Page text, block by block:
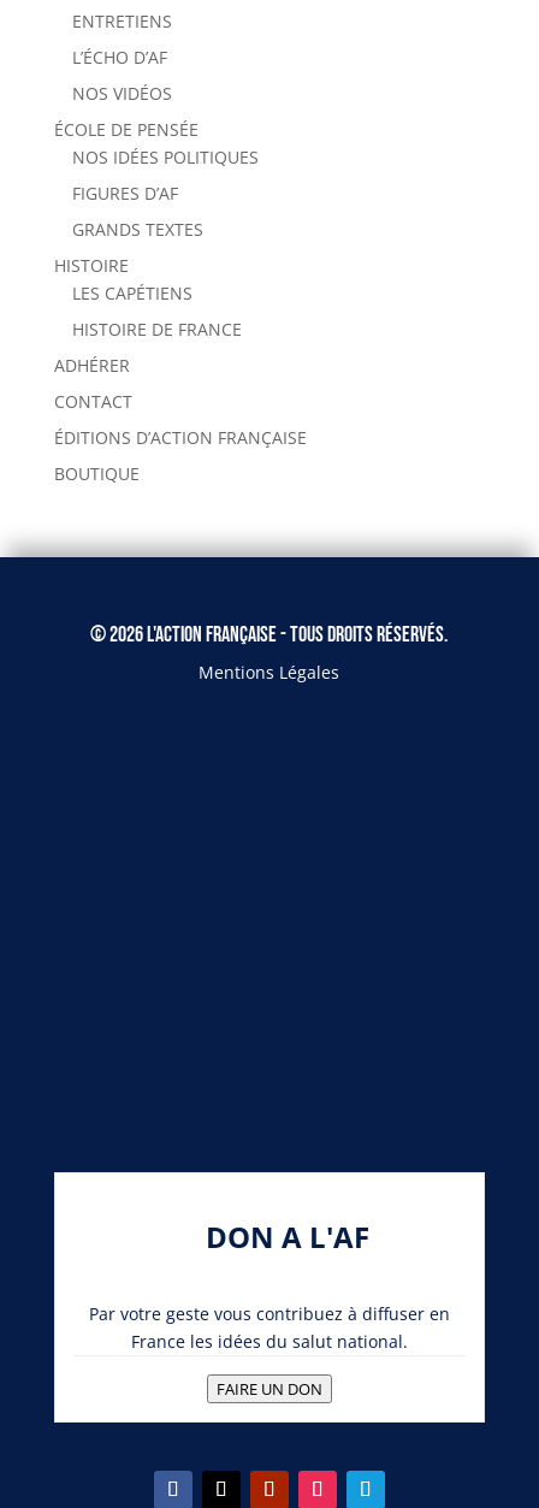
ENTRETIENS
L’ÉCHO D’AF
NOS VIDÉOS
ÉCOLE DE PENSÉE
NOS IDÉES POLITIQUES
FIGURES D’AF
GRANDS TEXTES
HISTOIRE
LES CAPÉTIENS
HISTOIRE DE FRANCE
ADHÉRER
CONTACT
ÉDITIONS D’ACTION FRANÇAISE
BOUTIQUE
© 2026 L'Action Française - Tous droits réservés.
Mentions Légales
DON A L'AF
Par votre geste vous contribuez à diffuser en
France les idées du salut national.
FAIRE UN DON